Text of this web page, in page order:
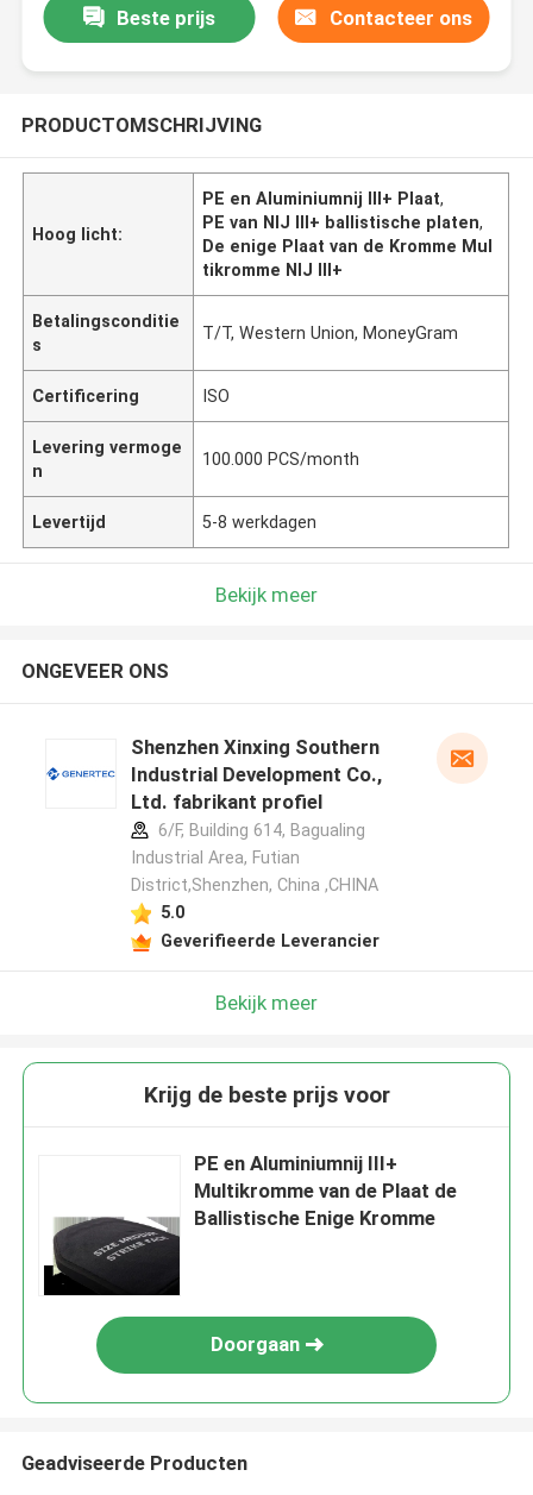
Beste prijs Contacteer ons
PRODUCTOMSCHRIJVING
Hoog licht:
PE en Aluminiumnij III+ Plaat,
PE van NIJ III+ ballistische platen,
De enige Plaat van de Kromme Mul
tikromme NIJ III+
Betalingsconditie
s
T/T, Western Union, MoneyGram
Certificering ISO
Levering vermoge
n
100.000 PCS/month
Levertijd 5-8 werkdagen
Bekijk meer
ONGEVEER ONS
Shenzhen Xinxing Southern
Industrial Development Co.,
Ltd. fabrikant profiel
6/F, Building 614, Bagualing
Industrial Area, Futian
District,Shenzhen, China ,CHINA
5.0
Geverifieerde Leverancier
Bekijk meer
Krijg de beste prijs voor
PE en Aluminiumnij III+
Multikromme van de Plaat de
Ballistische Enige Kromme
Doorgaan
Geadviseerde Producten